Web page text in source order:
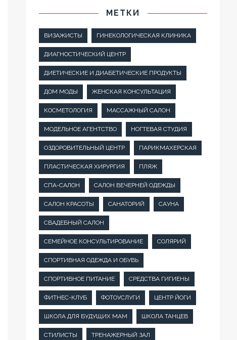
МЕТКИ
ВИЗАЖИСТЫ ГИНЕКОЛОГИЧЕСКАЯ КЛИНИКА
ДИАГНОСТИЧЕСКИЙ ЦЕНТР
ДИЕТИЧЕСКИЕ И ДИАБЕТИЧЕСКИЕ ПРОДУКТЫ
ДОМ МОДЫ ЖЕНСКАЯ КОНСУЛЬТАЦИЯ
КОСМЕТОЛОГИЯ МАССАЖНЫЙ САЛОН
МОДЕЛЬНОЕ АГЕНТСТВО НОГТЕВАЯ СТУДИЯ
ОЗДОРОВИТЕЛЬНЫЙ ЦЕНТР ПАРИКМАХЕРСКАЯ
ПЛАСТИЧЕСКАЯ ХИРУРГИЯ ПЛЯЖ
СПА-САЛОН САЛОН ВЕЧЕРНЕЙ ОДЕЖДЫ
САЛОН КРАСОТЫ САНАТОРИЙ САУНА
СВАДЕБНЫЙ САЛОН
СЕМЕЙНОЕ КОНСУЛЬТИРОВАНИЕ СОЛЯРИЙ
СПОРТИВНАЯ ОДЕЖДА И ОБУВЬ
СПОРТИВНОЕ ПИТАНИЕ СРЕДСТВА ГИГИЕНЫ
ФИТНЕС-КЛУБ ФОТОУСЛУГИ ЦЕНТР ЙОГИ
ШКОЛА ДЛЯ БУДУЩИХ МАМ ШКОЛА ТАНЦЕВ
СТИЛИСТЫ ТРЕНАЖЕРНЫЙ ЗАЛ